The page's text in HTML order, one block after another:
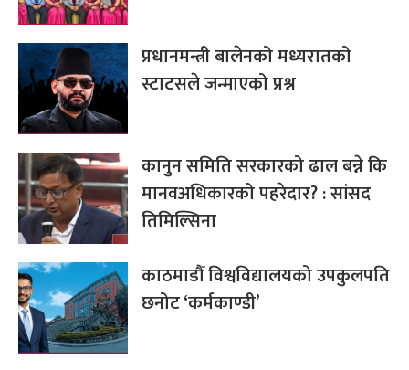
प्रधानमन्त्री बालेनको मध्यरातको
स्टाटसले जन्माएको प्रश्न
कानुन समिति सरकारको ढाल बन्ने कि
मानवअधिकारको पहरेदार? : सांसद
तिमिल्सिना
काठमाडौँ विश्वविद्यालयको उपकुलपति
छनोट ‘कर्मकाण्डी’